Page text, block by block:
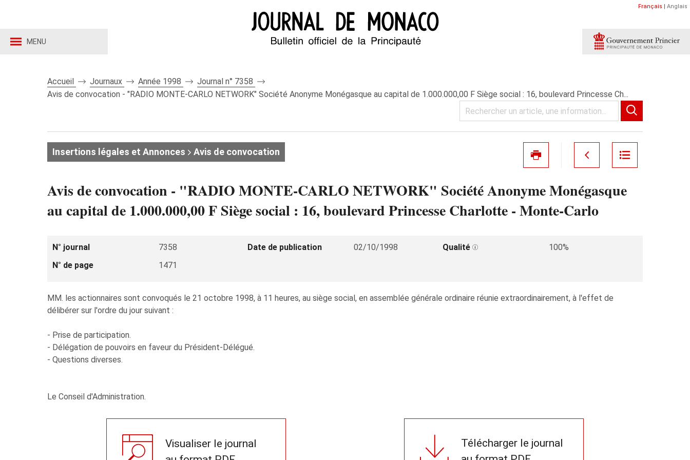
MENU
Français | Anglais
Accueil Journaux Année 1998
Journal n° 7358
Avis de convocation - "RADIO MONTE-CARLO NETWORK" Société Anonyme Monégasque au capital de 1.000.000,00 F Siège social : 16, boulevard Princesse Ch...
Insertions légales et Annonces Avis de convocation
Avis de convocation - "RADIO MONTE-CARLO NETWORK" Société Anonyme Monégasque
au capital de 1.000.000,00 F Siège social : 16, boulevard Princesse Charlotte - Monte-Carlo
N° journal 7358 Date de publication 02/10/1998 Qualité
100%
N° de page
1471
MM. les actionnaires sont convoqués le 21 octobre 1998, à 11 heures, au siège social, en assemblée générale ordinaire réunie extraordinairement, à l'effet de
délibérer sur l'ordre du jour suivant :
- Prise de participation.
- Délégation de pouvoirs en faveur du Président-Délégué.
- Questions diverses.
Le Conseil d'Administration.
Visualiser le journal
Télécharger le journal